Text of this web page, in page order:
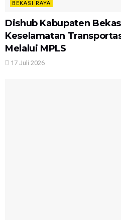
BEKASI RAYA
Dishub Kabupaten
Keselamatan
Melalui MPLS
17 Juli 2026